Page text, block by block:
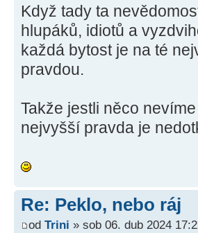
Když tady ta
hlupáků, idiotů a
každá bytost je na té
pravdou.
Takže jestli něco
nejvyšší pravda je
Re: Peklo, nebo ráj
od Trini » sob 06. dub 2024